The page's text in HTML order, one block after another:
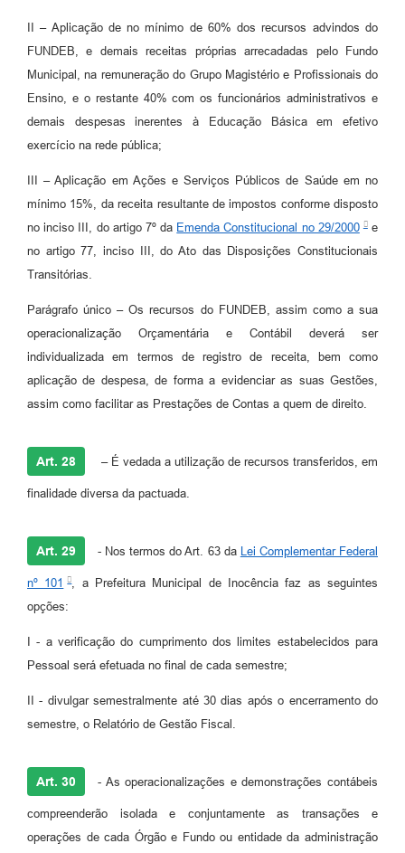
II – Aplicação de no mínimo de 60% dos recursos advindos do
FUNDEB, e demais receitas próprias arrecadadas pelo Fundo
Municipal, na remuneração do Grupo Magistério e Profissionais do
Ensino, e o restante 40% com os funcionários administrativos e
demais despesas inerentes à Educação Básica em efetivo
exercício na rede pública;
III – Aplicação em Ações e Serviços Públicos de Saúde em no
mínimo 15%, da receita resultante de impostos conforme disposto
no inciso III, do artigo 7º da Emenda Constitucional no 29/2000 e
no artigo 77, inciso III, do Ato das Disposições Constitucionais
Transitórias.
Parágrafo único –Os recursos do FUNDEB, assim como a sua
operacionalização Orçamentária e Contábil deverá ser
individualizada em termos de registro de receita, bem como
aplicação de despesa, de forma a evidenciar as suas Gestões,
assim como facilitar as Prestações de Contas a quem de direito.
Art. 28 – É vedada a utilização de recursos transferidos, em
finalidade diversa da pactuada.
Art. 29 - Nos termos do Art. 63 da Lei Complementar Federal
nº 101
, a Prefeitura Municipal de Inocência faz as seguintes
opções:
I - a verificação do cumprimento dos limites estabelecidos para
Pessoal será efetuada no final de cada semestre;
II - divulgar semestralmente até 30 dias após o encerramento do
semestre, o Relatório de Gestão Fiscal.
Art. 30 - As operacionalizações e demonstrações contábeis
compreenderão isolada e conjuntamente as transações e
operações de cada Órgão e Fundo ou entidade da administração